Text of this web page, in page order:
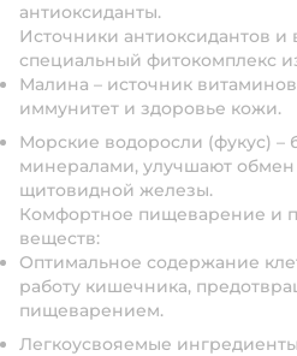
антиоксиданты.
Источники антиоксидантов и
специальный фитокомплекс
Малина – источник
иммунитет и здоровье кожи.
Морские водоросли (фукус) –
минералами, улучшают обмен
щитовидной железы.
Комфортное пищеварение и
веществ:
Оптимальное содержание
работу кишечника,
пищеварением.
Легкоусвояемые